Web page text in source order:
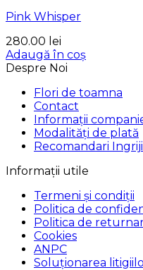
Pink Whisper
280.00 lei
Adaugă în coș
Despre Noi
Flori de toamna
Contact
Informații
Modalități de plată
Recomandari
Informații utile
Termeni și condiții
Politica de
Politica de
Cookies
ANPC
Soluționarea